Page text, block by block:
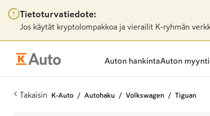
Tietoturvatiedote:
Jos käytät kryptolompakkoa ja vierailit K-ryhmän
Auton hankintaAuton myynti
Takaisin K-Auto Autohaku Volkswagen Tiguan